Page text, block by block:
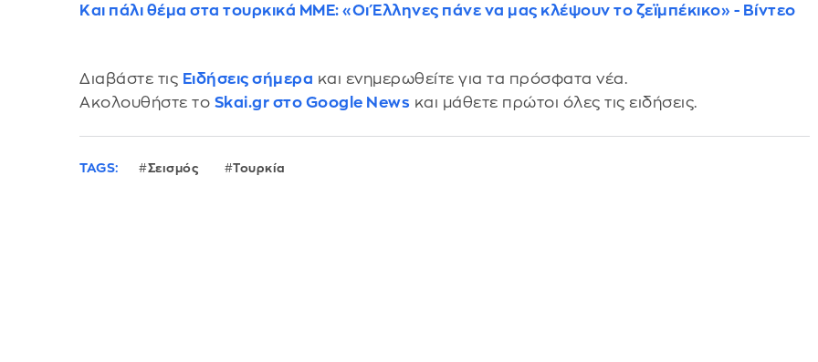
Και πάλι θέμα στα τουρκικά ΜΜΕ: «Οι Έλληνες πάνε να μας κλέψουν το ζεϊμπέκικο» - Βίντεο
Διαβάστε τις Ειδήσεις σήμερα και ενημερωθείτε για τα πρόσφατα νέα.
Ακολουθήστε το Skai.gr στο Google News και μάθετε πρώτοι όλες τις ειδήσεις.
TAGS: Σεισμός Τουρκία